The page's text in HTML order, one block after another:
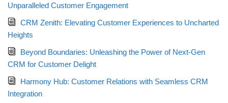
Unparalleled Customer Engagement
CRM Zenith: Elevating Customer Experiences to Uncharted
Heights
Beyond Boundaries: Unleashing the Power of Next-Gen
CRM for Customer Delight
Harmony Hub: Customer Relations with Seamless CRM
Integration